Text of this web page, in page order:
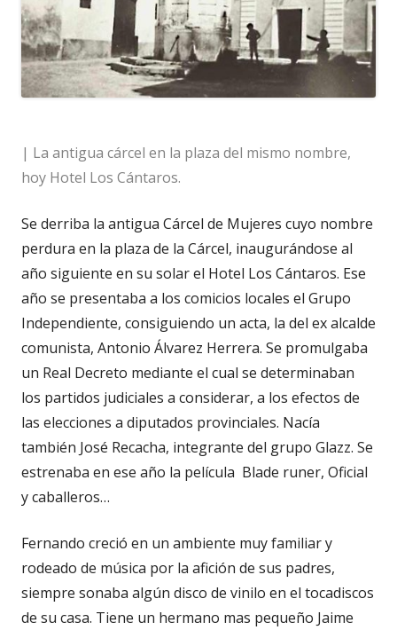
| La antigua cárcel en la plaza del mismo nombre,
hoy Hotel Los Cántaros.
Se derriba la antigua Cárcel de Mujeres cuyo nombre
perdura en la plaza de la Cárcel, inaugurándose al
año siguiente en su solar el Hotel Los Cántaros. Ese
año se presentaba a los comicios locales el Grupo
Independiente, consiguiendo un acta, la del ex alcalde
comunista, Antonio Álvarez Herrera. Se promulgaba
un Real Decreto mediante el cual se determinaban
los partidos judiciales a considerar, a los efectos de
las elecciones a diputados provinciales. Nacía
también José Recacha, integrante del grupo Glazz. Se
estrenaba en ese año la película Blade runer, Oficial
y caballeros…
Fernando creció en un ambiente muy familiar y
rodeado de música por la afición de sus padres,
siempre sonaba algún disco de vinilo en el tocadiscos
de su casa. Tiene un hermano mas pequeño Jaime